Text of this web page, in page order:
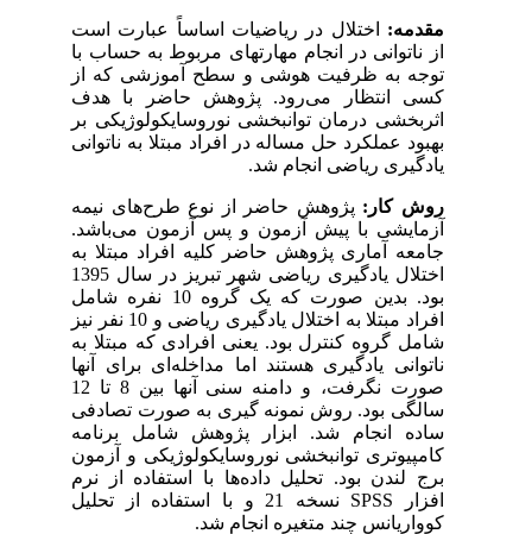
مقدمه:اختلال در ریاضیات اساساً عبارت است
از ناتوانی در انجام مهارتهای مربوط به حساب با
توجه به ظرفیت هوشی و سطح آموزشی که از
کسی انتظار می‌رود. پژوهش حاضر با هدف
اثربخشی درمان توانبخشی نوروسایکولوژیکی بر
بهبود عملکرد حل مساله در افراد مبتلا به ناتوانی
یادگیری ریاضی انجام شد.
روش کار:پژوهش حاضر از نوع طرح‌های نیمه
آزمایشی با پیش آزمون و پس آزمون می‌باشد.
جامعه آماری پژوهش حاضر کلیه افراد مبتلا به
اختلال یادگیری ریاضی شهر تبریز در سال 1395
بود. بدین صورت که یک گروه 10 نفره شامل
افراد مبتلا به اختلال یادگیری ریاضی و 10 نفر نیز
شامل گروه کنترل بود. یعنی افرادی که مبتلا به
ناتوانی یادگیری هستند اما مداخله‌ای برای آنها
صورت نگرفت، و دامنه سنی آنها بین 8 تا 12
سالگی بود. روش نمونه گیری به صورت تصادفی
ساده انجام شد. ابزار پژوهش شامل برنامه
کامپیوتری توانبخشی نوروسایکولوژیکی و آزمون
برج لندن بود. تحلیل داده‌ها با استفاده از نرم
افزار
SPSS
نسخه 21 و با استفاده از تحلیل
کوواریانس چند متغیره انجام شد.